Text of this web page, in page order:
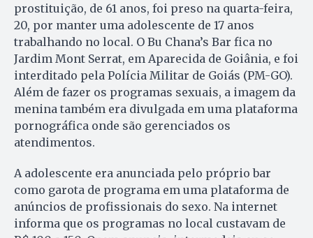
prostituição, de 61 anos, foi preso na quarta-feira,
20, por manter uma adolescente de 17 anos
trabalhando no local. O Bu Chana’s Bar fica no
Jardim Mont Serrat, em Aparecida de Goiânia, e foi
interditado pela Polícia Militar de Goiás (PM-GO).
Além de fazer os programas sexuais, a imagem da
menina também era divulgada em uma plataforma
pornográfica onde são gerenciados os
atendimentos.
A adolescente era anunciada pelo próprio bar
como garota de programa em uma plataforma de
anúncios de profissionais do sexo. Na internet
informa que os programas no local custavam de